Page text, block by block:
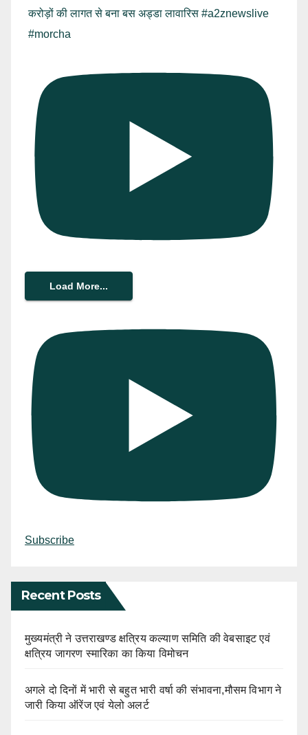
करोड़ों की लागत से बना बस अड्डा लावारिस #a2znewslive
#morcha
Load More...
Subscribe
Recent Posts
मुख्यमंत्री ने उत्तराखण्ड क्षत्रिय कल्याण समिति की वेबसाइट एवं
क्षत्रिय जागरण स्मारिका का किया विमोचन
अगले दो दिनों में भारी से बहुत भारी वर्षा की संभावना,मौसम विभाग ने
जारी किया ऑरेंज एवं येलो अलर्ट